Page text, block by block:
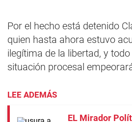
Por el hecho está detenido
quien hasta ahora estuvo
ilegítima de la libertad, y
situación procesal
LEE ADEMÁS
EL Mirador